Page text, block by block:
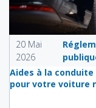
20 Mai
2026
Aides à la
pour votre voiture